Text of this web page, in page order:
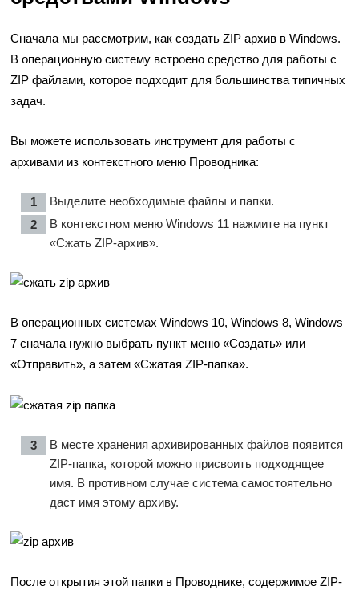
Сначала мы рассмотрим, как создать ZIP архив в Windows.
В операционную систему встроено средство для работы с
ZIP файлами, которое подходит для большинства типичных
задач.
Вы можете использовать инструмент для работы с
архивами из контекстного меню Проводника:
Выделите необходимые файлы и папки.
В контекстном меню Windows 11 нажмите на пункт
«Сжать ZIP-архив».
В операционных системах Windows 10, Windows 8, Windows
7 сначала нужно выбрать пункт меню «Создать» или
«Отправить», а затем «Сжатая ZIP-папка».
В месте хранения архивированных файлов появится
ZIP-папка, которой можно присвоить подходящее
имя. В противном случае система самостоятельно
даст имя этому архиву.
После открытия этой папки в Проводнике, содержимое ZIP-